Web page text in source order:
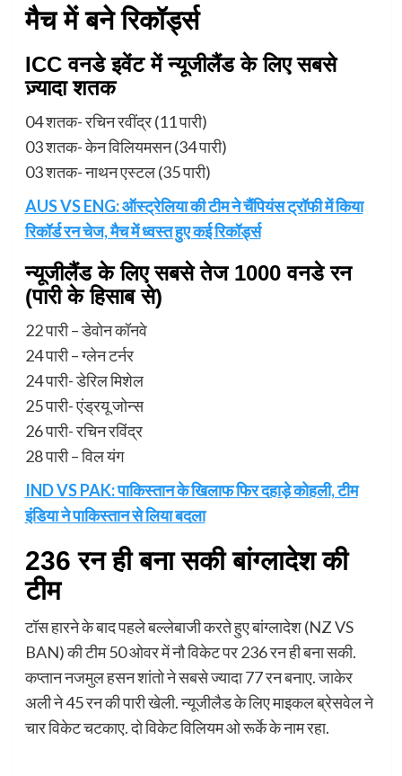
मैच में बने रिकॉर्ड्स
ICC वनडे इवेंट में न्यूजीलैंड के लिए सबसे
ज़्यादा शतक
04 शतक- रचिन रवींद्र (11 पारी)
03 शतक- केन विलियमसन (34 पारी)
03 शतक- नाथन एस्टल (35 पारी)
AUS VS ENG: ऑस्ट्रेलिया की टीम ने चैंपियंस ट्रॉफी में किया
रिकॉर्ड रन चेज, मैच में ध्वस्त हुए कई रिकॉर्ड्स
न्यूजीलैंड के लिए सबसे तेज 1000 वनडे रन
(पारी के हिसाब से)
22 पारी – डेवोन कॉनवे
24 पारी – ग्लेन टर्नर
24 पारी- डेरिल मिशेल
25 पारी- एंड्रयू जोन्स
26 पारी- रचिन रविंद्र
28 पारी – विल यंग
IND VS PAK: पाकिस्तान के खिलाफ फिर दहाड़े कोहली, टीम
इंडिया ने पाकिस्तान से लिया बदला
236 रन ही बना सकी बांग्लादेश की
टीम
टॉस हारने के बाद पहले बल्लेबाजी करते हुए बांग्लादेश (NZ VS
BAN) की टीम 50 ओवर में नौ विकेट पर 236 रन ही बना सकी.
कप्तान नजमुल हसन शांतो ने सबसे ज्यादा 77 रन बनाए. जाकेर
अली ने 45 रन की पारी खेली. न्यूजीलैड के लिए माइकल ब्रेसवेल ने
चार विकेट चटकाए. दो विकेट विलियम ओ रूर्के के नाम रहा.